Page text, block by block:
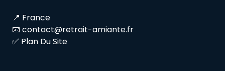
📍 France
📧 contact@retrait-amiante.fr
✅ Plan Du Site